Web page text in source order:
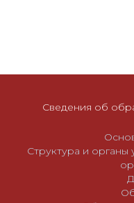
п
Сведения об
Структура и органы